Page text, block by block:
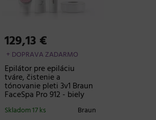
129,13 €
+ DOPRAVA ZADARMO
Epilátor pre epiláciu
tváre, čistenie a
tónovanie pleti 3v1 Braun
FaceSpa Pro 912 - biely
Braun
Skladom 17 ks